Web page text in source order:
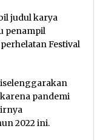
judul karya
penampil
Festival
pandemi
2022 ini.